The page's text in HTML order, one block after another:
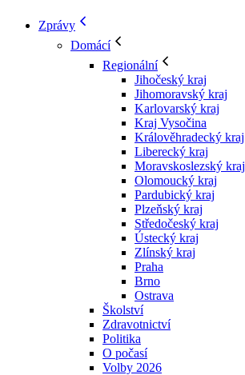
Zprávy
Domácí
Regionální
Jihočeský kraj
Jihomoravský kraj
Karlovarský kraj
Kraj Vysočina
Králověhradecký kraj
Liberecký kraj
Moravskoslezský kraj
Olomoucký kraj
Pardubický kraj
Plzeňský kraj
Středočeský kraj
Ústecký kraj
Zlínský kraj
Praha
Brno
Ostrava
Školství
Zdravotnictví
Politika
O počasí
Volby 2026